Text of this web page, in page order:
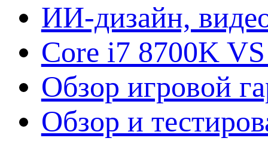
ИИ-дизайн,
Core i7 8700K
Обзор игровой
Обзор и